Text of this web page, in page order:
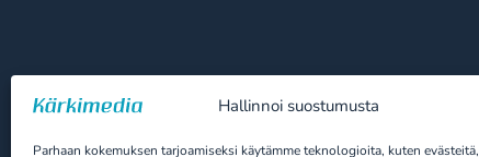
Hallinnoi suostumusta
Parhaan kokemuksen tarjoamiseksi käytämme teknologioita, kuten evästeitä,